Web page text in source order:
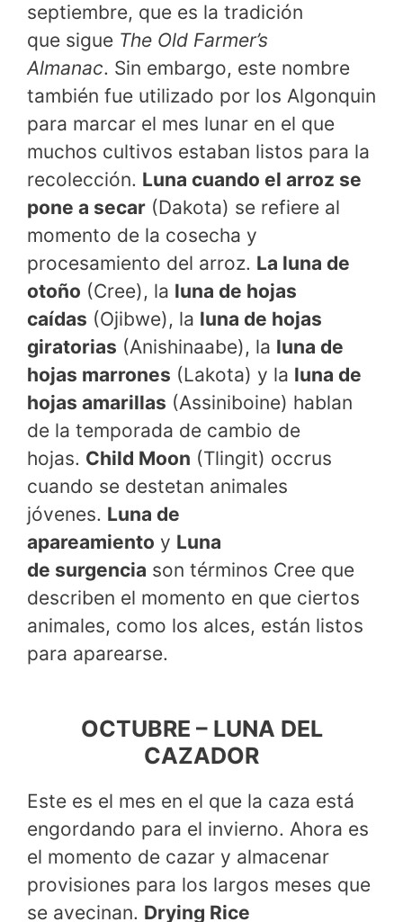
septiembre, que es la tradición
que sigue The Old Farmer’s
Almanac. Sin embargo, este nombre
también fue utilizado por los Algonquin
para marcar el mes lunar en el que
muchos cultivos estaban listos para la
recolección. Luna cuando el arroz se
pone a secar (Dakota) se refiere al
momento de la cosecha y
procesamiento del arroz. La luna de
otoño (Cree), la luna de hojas
caídas (Ojibwe), la luna de hojas
giratorias (Anishinaabe), la luna de
hojas marrones (Lakota) y la luna de
hojas amarillas (Assiniboine) hablan
de la temporada de cambio de
hojas. Child Moon (Tlingit) occrus
cuando se destetan animales
jóvenes. Luna de
apareamiento y Luna
de surgencia son términos Cree que
describen el momento en que ciertos
animales, como los alces, están listos
para aparearse.
OCTUBRE – LUNA DEL
CAZADOR
Este es el mes en el que la caza está
engordando para el invierno. Ahora es
el momento de cazar y almacenar
provisiones para los largos meses que
se avecinan. Drying Rice